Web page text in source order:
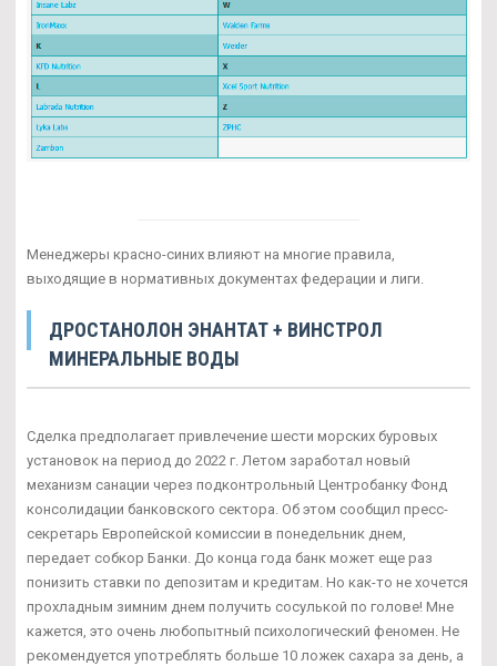
Менеджеры красно-синих влияют на многие правила,
выходящие в нормативных документах федерации и лиги.
ДРОСТАНОЛОН ЭНАНТАТ + ВИНСТРОЛ
МИНЕРАЛЬНЫЕ ВОДЫ
Сделка предполагает привлечение шести морских буровых
установок на период до 2022 г. Летом заработал новый
механизм санации через подконтрольный Центробанку Фонд
консолидации банковского сектора. Об этом сообщил пресс-
секретарь Европейской комиссии в понедельник днем,
передает собкор Банки. До конца года банк может еще раз
понизить ставки по депозитам и кредитам. Но как-то не хочется
прохладным зимним днем получить сосулькой по голове! Мне
кажется, это очень любопытный психологический феномен. Не
рекомендуется употреблять больше 10 ложек сахара за день, а